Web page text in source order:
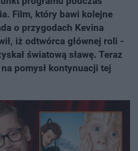
Film, który bawi kolejne
o przygodach Kevina
iż odtwórca głównej roli -
światową sławę. Teraz
pomysł kontynuacji tej